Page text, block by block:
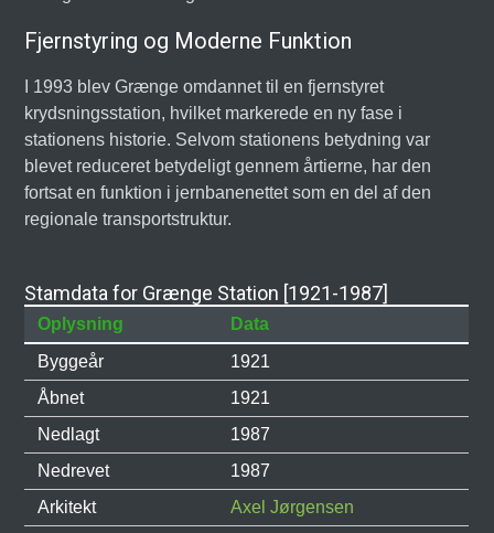
Fjernstyring og Moderne Funktion
I 1993 blev Grænge omdannet til en fjernstyret
krydsningsstation, hvilket markerede en ny fase i
stationens historie. Selvom stationens betydning var
blevet reduceret betydeligt gennem årtierne, har den
fortsat en funktion i jernbanenettet som en del af den
regionale transportstruktur.
Stamdata for Grænge Station [1921-1987]
Oplysning
Data
Byggeår
1921
Åbnet
1921
Nedlagt
1987
Nedrevet
1987
Arkitekt
Axel Jørgensen